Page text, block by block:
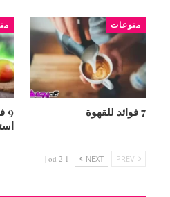
منوعات
7 فوائد للقهوة
NEXT
1 od 2 |